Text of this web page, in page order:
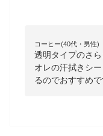
コーヒー(40代・男性)
透明タイプのさ
オレの汗拭きシ
るのでおすすめで